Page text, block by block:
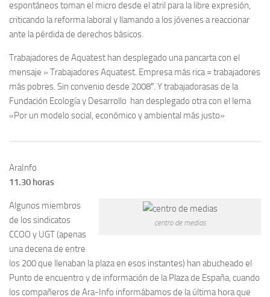
espontáneos toman el micro desde el atril para la libre expresión,
criticando la reforma laboral y llamando a los jóvenes a reaccionar
ante la pérdida de derechos básicos.
Trabajadores de Aquatest han desplegado una pancarta con el
mensaje » Trabajadores Aquatest. Empresa más rica = trabajadores
más pobres. Sin convenio desde 2008″. Y trabajadorasas de la
Fundación Ecología y Desarrollo han desplegado otra con el lema
«Por un modelo social, económico y ambiental más justo»
AraInfo
11.30 horas
centro de medias
Algunos miembros
de los sindicatos
CCOO y UGT (apenas
una decena de entre
los 200 que llenaban la plaza en esos instantes) han abucheado el
Punto de encuentro y de información de la Plaza de España, cuando
los compañeros de Ara-Info informábamos de la última hora que